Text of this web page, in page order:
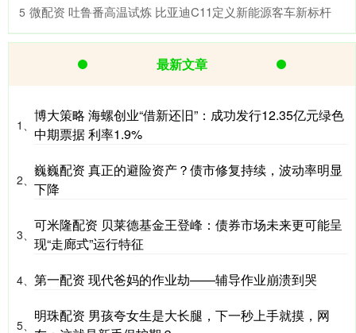
5 ​微配资 吐鲁番高温试炼 比亚迪C11定义新能源客车新标杆
最新文章
1、
博大策略 海螺创业“借新还旧”：成功发行12.35亿元绿色
中期票据 利率1.9%
2、
巍巍配资 真正的避险资产？债市修复持续，波动率明显
下降
3、
可米隆配资 贝莱德基金王登峰：债券市场未来更可能呈
现“走廊式”运行特征
4、 第一配资 现代爸妈的作业劫——辅导作业崩溃到哭
5、
明珠配资 男孩夸女生是大长腿，下一秒上手就摸，网